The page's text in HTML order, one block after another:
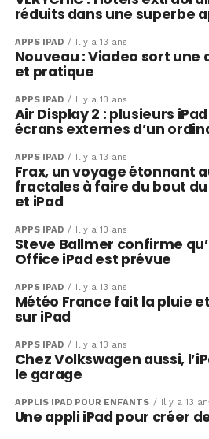
réduits dans une superbe
APPS IPAD Il y a 13 ans
Nouveau : Viadeo sort une
et pratique
APPS IPAD Il y a 13 ans
Air Display 2 : plusieurs
écrans externes d’un
APPS IPAD Il y a 13 ans
Frax, un voyage étonnant
fractales à faire du bout
et iPad
APPS IPAD Il y a 13 ans
Steve Ballmer confirme
Office iPad est prévue
APPS IPAD Il y a 13 ans
Météo France fait la pluie
sur iPad
APPS IPAD Il y a 13 ans
Chez Volkswagen aussi,
le garage
APPLIS IPAD POUR ENFANTS Il y a 13
Une appli iPad pour créer